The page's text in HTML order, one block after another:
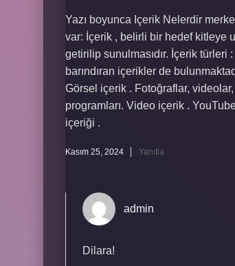
Yazı boyunca Içerik Nelerdir
var: İçerik , belirli bir hedef kitleye
getirilip sunulmasıdır. İçerik
barındıran içerikler de
Görsel içerik . Fotoğraflar,
programları. Video içerik .
içeriği .
Kasım 25, 2024 Yanıtla
admin
Dilara!